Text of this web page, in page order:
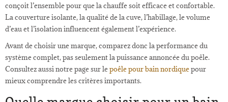
conçoit l’ensemble pour que la chauffe soit efficace et confortable.
La couverture isolante, la qualité de la cuve, l’habillage, le volume
d’eau et l’isolation influencent également l’expérience.
Avant de choisir une marque, comparez donc la performance du
système complet, pas seulement la puissance annoncée du poêle.
Consultez aussi notre page sur lepoêle pour bain nordiquepour
mieux comprendre les critères importants.